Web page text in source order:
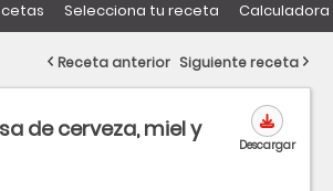
Selecciona tu receta
de cerveza, miel y
Descargar
Receta anterior Siguiente receta